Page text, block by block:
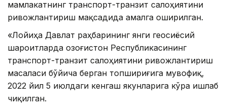
мамлакатнинг транспорт-транзит салоҳиятини
ривожлантириш мақсадида амалга оширилган.
«Лойиҳа Давлат раҳбарининг янги геосиёсий
шароитларда Қозоғистон Республикасининг
транспорт-транзит салоҳиятини ривожлантириш
масаласи бўйича берган топшириғига мувофиқ,
2022 йил 5 июлдаги кенгаш якунларига кўра ишлаб
чиқилган.